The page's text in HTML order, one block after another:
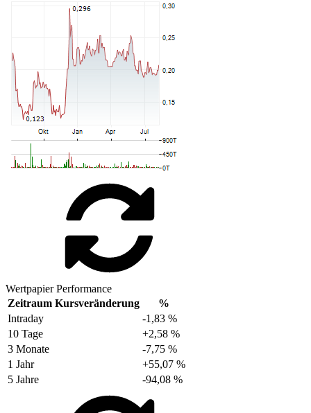
Wertpapier Performance
Zeitraum Kursveränderung
%
Intraday
-1,83 %
10 Tage
+2,58 %
3 Monate
-7,75 %
1 Jahr
+55,07 %
5 Jahre
-94,08 %